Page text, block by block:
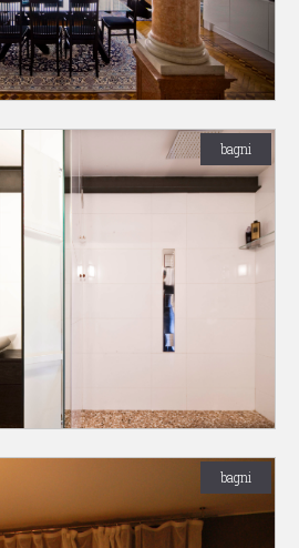
bagni
bagni